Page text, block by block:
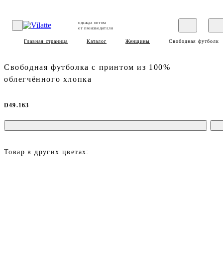
ОДЕЖДА ОПТОМ
ОТ ПРОИЗВОДИТЕЛЯ
Главная страница Каталог Женщины Свободная футболка
Свободная футболка с принтом из 100%
облегчённого хлопка
D49.163
Товар в других цветах: